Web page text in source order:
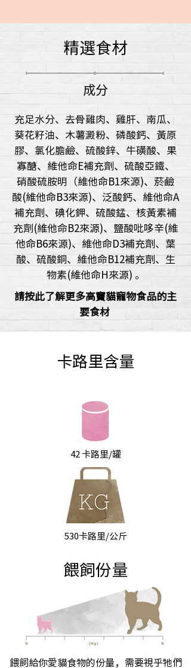
精選食材
成分
充足水分、去骨雞肉、雞肝、南瓜、
葵花籽油、木薯澱粉、磷酸鈣、黃原
膠、氯化膽鹼、硫酸鋅、牛磺酸、果
寡醣、維他命E補充劑、硫酸亞鐵、
硝酸硫胺明（維他命B1來源)、菸鹼
酸(維他命B3來源)、泛酸鈣、維他命A
補充劑、碘化鉀、硫酸錳、核黃素補
充劑(維他命B2來源)、鹽酸吡哆辛(維
他命B6來源)、維他命D3補充劑、葉
酸、硫酸銅、維他命B12補充劑、生
物素(維他命H來源) 。
請按此了解更多高竇貓寵物食品的主
要食材
卡路里含量
42 卡路里/罐
530卡路里/公斤
餵飼份量
餵飼給你愛貓食物的份量，需要視乎牠們